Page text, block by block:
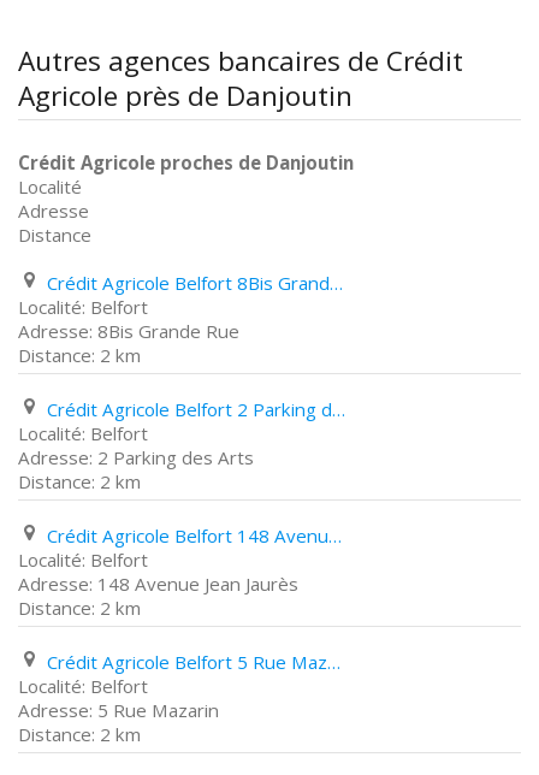
Autres agences bancaires de Crédit
Agricole près de Danjoutin
Crédit Agricole proches de Danjoutin
Localité
Adresse
Distance
Crédit Agricole Belfort 8Bis Grande Rue
Belfort
8Bis Grande Rue
2 km
Crédit Agricole Belfort 2 Parking des Arts
Belfort
2 Parking des Arts
2 km
Crédit Agricole Belfort 148 Avenue Jean Jaurès
Belfort
148 Avenue Jean Jaurès
2 km
Crédit Agricole Belfort 5 Rue Mazarin
Belfort
5 Rue Mazarin
2 km